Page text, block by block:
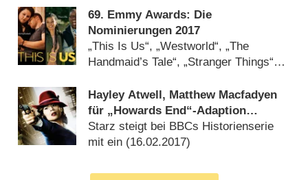
69. Emmy Awards: Die
Nominierungen 2017
„This Is Us“, „Westworld“, „The
Handmaid’s Tale“, „Stranger Things“
(13.07.2017)
Hayley Atwell, Matthew Macfadyen
für „Howards End“-Adaption
engagiert
Starz steigt bei BBCs Historienserie
mit ein (16.02.2017)